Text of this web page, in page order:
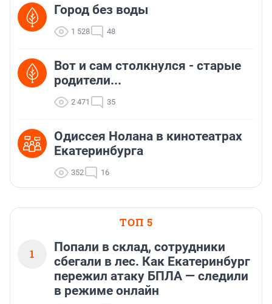
Город без воды
1 528 48
Вот и сам столкнулся - старые
родители...
2 471 35
Одиссея Нолана в кинотеатрах
Екатеринбурга
352 16
ТОП 5
1
Попали в склад, сотрудники
сбегали в лес. Как Екатеринбург
пережил атаку БПЛА — следили
в режиме онлайн